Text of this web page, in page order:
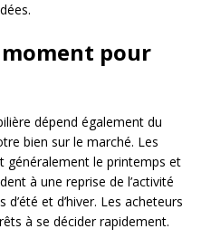
pour
dépend également du
bien sur le marché. Les
généralement le printemps et
à une reprise de l’activité
et d’hiver. Les acheteurs
à se décider rapidement.